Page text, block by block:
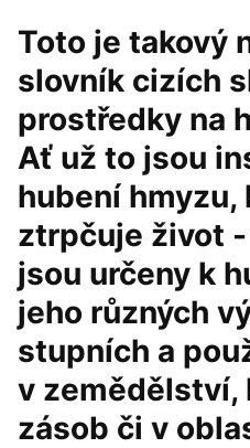
Toto je takový
slovník cizích
prostředky na
Ať už to jsou
hubení hmyzu,
ztrpčuje život
jsou určeny k
jeho různých
stupních a
v zemědělství,
zásob či v